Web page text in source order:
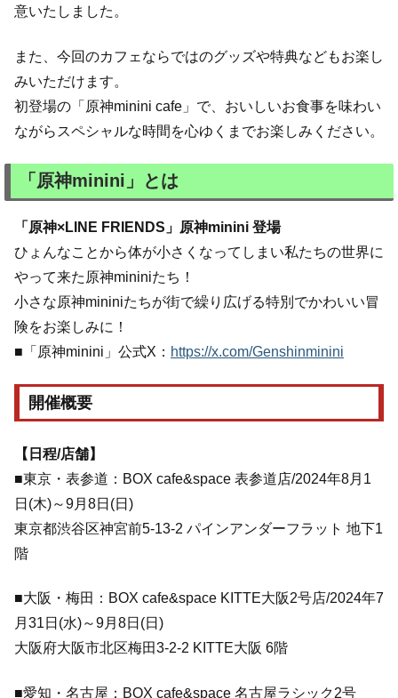
意いたしました。
また、今回のカフェならではのグッズや特典などもお楽し
みいただけます。
初登場の「原神minini cafe」で、おいしいお食事を味わい
ながらスペシャルな時間を心ゆくまでお楽しみください。
「原神minini」とは
「原神×LINE FRIENDS」原神minini 登場
ひょんなことから体が小さくなってしまい私たちの世界に
やって来た原神mininiたち！
小さな原神mininiたちが街で繰り広げる特別でかわいい冒
険をお楽しみに！
■「原神minini」公式X： https://x.com/Genshinminini
開催概要
【日程/店舗】
■東京・表参道：BOX cafe&space 表参道店/2024年8月1
日(木)～9月8日(日)
東京都渋谷区神宮前5‐13‐2 パインアンダーフラット 地下1
階
■大阪・梅田：BOX cafe&space KITTE大阪2号店/2024年7
月31日(水)～9月8日(日)
大阪府大阪市北区梅田3-2-2 KITTE大阪 6階
■愛知・名古屋：BOX cafe&space 名古屋ラシック2号